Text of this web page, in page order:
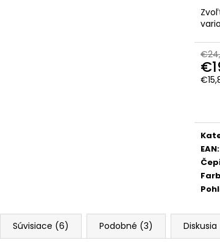
EAN:
Súvisiace (6) Podobné (3) Diskusia